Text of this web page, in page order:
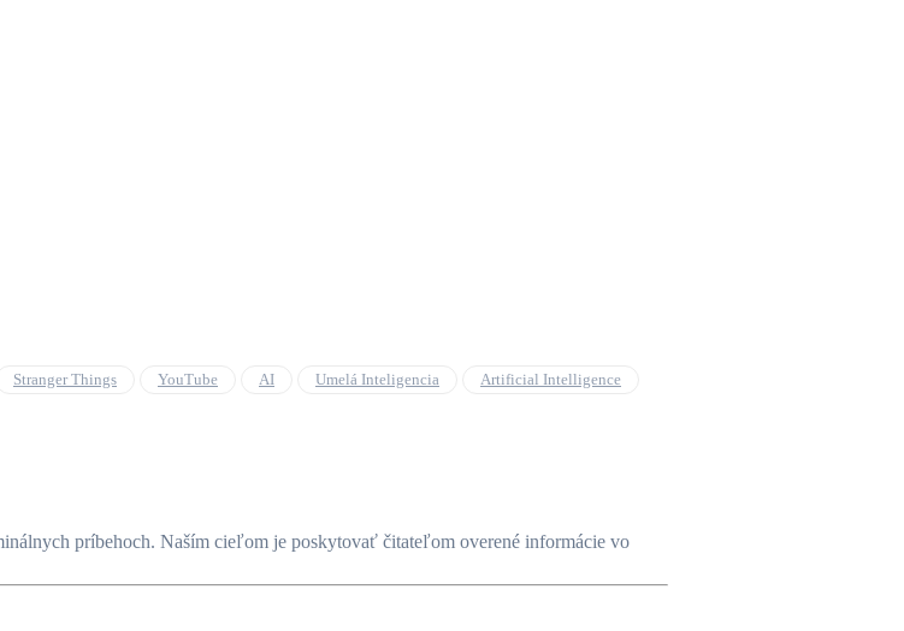
Stranger Things YouTube AI Umelá Inteligencia Artificial Intelligence
príbehoch. Naším cieľom je poskytovať čitateľom overené informácie vo